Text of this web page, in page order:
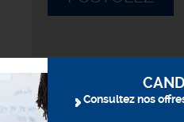
Consultez nos